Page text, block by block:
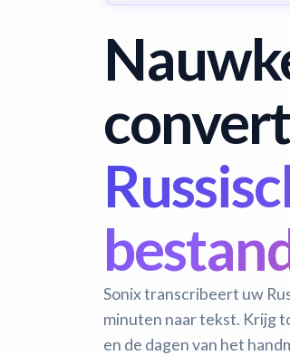
Sonix transcribeert uw
minuten naar tekst. Krijg
en de dagen van het